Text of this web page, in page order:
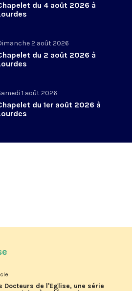
du 4 août 2026 à
2 août 2026
du 2 août 2026 à
1 août 2026
du 1er août 2026 à
Docteurs de l'Église, une série